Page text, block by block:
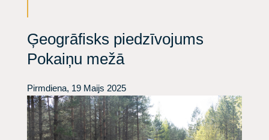
Ģeogrāfisks piedzīvojums
Pokaiņu mežā
Pirmdiena, 19 Maijs 2025